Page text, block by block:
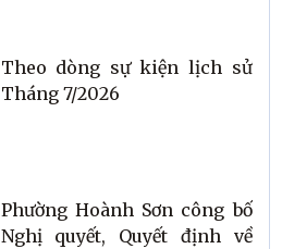
Theo dòng sự kiện lịch sử
Tháng 7/2026
Phường Hoành Sơn công bố
Nghị quyết, Quyết định về